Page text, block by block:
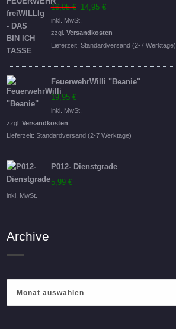
16,95€ Ursprünglicher
Preis
war:
16,95 €
14,95 €
ist:
14,95 €.
inkl. MwSt.
zzgl. Versandkosten
Lieferzeit: Standardversand (2-7 Werktage)
FeuerwehrWilli "Beanie"
19,95 €
inkl. MwSt.
zzgl. Versandkosten
Lieferzeit: Standardversand (2-7 Werktage)
P012- Dienstgrade
5,99 €
inkl. MwSt.
Archive